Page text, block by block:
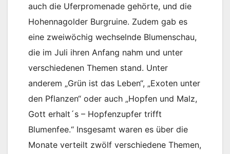
auch die Uferpromenade gehörte, und die
Hohennagolder Burgruine. Zudem gab es
eine zweiwöchig wechselnde Blumenschau,
die im Juli ihren Anfang nahm und unter
verschiedenen Themen stand. Unter
anderem „Grün ist das Leben“, „Exoten unter
den Pflanzen“ oder auch „Hopfen und Malz,
Gott erhalt´s – Hopfenzupfer trifft
Blumenfee.“ Insgesamt waren es über die
Monate verteilt zwölf verschiedene Themen,